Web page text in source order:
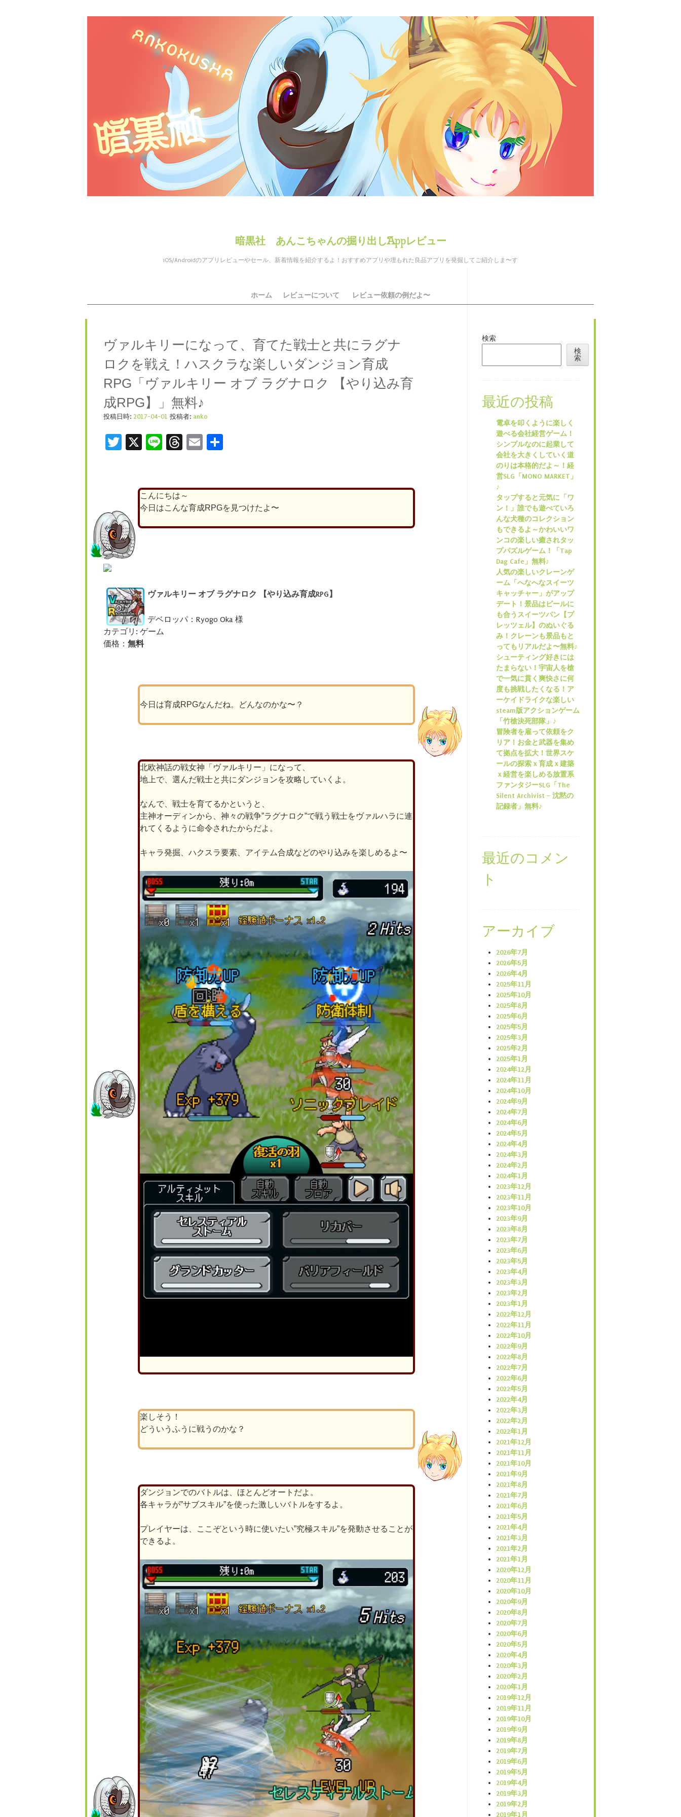
暗黒社 あんこちゃんの掘り出しAppレビュー
iOS/Androidのアプリレビューやセール、新着情報を紹介するよ！おすすめアプリや埋もれた良品アプリを発掘してご紹介しま〜す
メニュー ホーム レビューについて レビュー依頼の例だよ〜
ヴァルキリーになって、育てた戦士と共にラグナ
ロクを戦え！ハスクラな楽しいダンジョン育成
RPG「ヴァルキリー オブ ラグナロク 【やり込み育
成RPG】」無料♪
投稿日時: 2017-04-01 投稿者: anko
Twitter
X LineThreads
Email
こんにちは～
今日はこんな育成RPGを見つけたよ〜
ヴァルキリー オブ ラグナロク 【やり込み育成RPG】
デベロッパ：Ryogo Oka 様
カテゴリ: ゲーム
価格： 無料
今日は育成RPGなんだね。どんなのかな〜？
北欧神話の戦女神「ヴァルキリー」になって、
地上で、選んだ戦士と共にダンジョンを攻略していくよ。
なんで、戦士を育てるかというと、
主神オーディンから、神々の戦争”ラグナロク”で戦う戦士をヴァルハラに連
れてくるように命令されたからだよ。
キャラ発掘、ハクスラ要素、アイテム合成などのやり込みを楽しめるよ〜
楽しそう！
どういうふうに戦うのかな？
ダンジョンでのバトルは、ほとんどオートだよ。
各キャラが”サブスキル”を使った激しいバトルをするよ。
プレイヤーは、ここぞという時に使いたい”究極スキル”を発動させることが
できるよ。
検索
検
索
最近の投稿
電卓を叩くように楽しく
遊べる会社経営ゲーム！
シンプルなのに起業して
会社を大きくしていく道
のりは本格的だよ～！経
営SLG「MONO MARKET」
♪
タップすると元気に「ワ
ン！」誰でも遊べていろ
んな犬種のコレクション
もできるよ～かわいいワ
ンコの楽しい癒されタッ
プパズルゲーム！「Tap
Dag Cafe」無料♪
人気の楽しいクレーンゲ
ーム「へなへなスイーツ
キャッチャー」がアップ
デート！景品はビールに
も合うスイーツパン【プ
レッツェル】のぬいぐる
み！クレーンも景品もと
ってもリアルだよ〜無料♪
シューティング好きには
たまらない！宇宙人を槍
で一気に貫く爽快さに何
度も挑戦したくなる！ア
ーケイドライクな楽しい
steam版アクションゲーム
「竹槍決死部隊」♪
冒険者を雇って依頼をク
リア！お金と武器を集め
て拠点を拡大！世界スケ
ールの探索ｘ育成ｘ建築
ｘ経営を楽しめる放置系
ファンタジーSLG「The
Silent Archivist – 沈黙の
記録者」無料♪
最近のコメン
ト
アーカイブ
2026年7月
2026年5月
2026年4月
2025年11月
2025年10月
2025年8月
2025年6月
2025年5月
2025年3月
2025年2月
2025年1月
2024年12月
2024年11月
2024年10月
2024年9月
2024年7月
2024年6月
2024年5月
2024年4月
2024年3月
2024年2月
2024年1月
2023年12月
2023年11月
2023年10月
2023年9月
2023年8月
2023年7月
2023年6月
2023年5月
2023年4月
2023年3月
2023年2月
2023年1月
2022年12月
2022年11月
2022年10月
2022年9月
2022年8月
2022年7月
2022年6月
2022年5月
2022年4月
2022年3月
2022年2月
2022年1月
2021年12月
2021年11月
2021年10月
2021年9月
2021年8月
2021年7月
2021年6月
2021年5月
2021年4月
2021年3月
2021年2月
2021年1月
2020年12月
2020年11月
2020年10月
2020年9月
2020年8月
2020年7月
2020年6月
2020年5月
2020年4月
2020年3月
2020年2月
2020年1月
2019年12月
2019年11月
2019年10月
2019年9月
2019年8月
2019年7月
2019年6月
2019年5月
2019年4月
2019年3月
2019年2月
2019年1月